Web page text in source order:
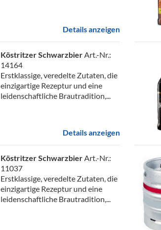
Details anzeigen
Köstritzer Schwarzbier Art.-Nr.:
14164
Erstklassige, veredelte Zutaten, die
einzigartige Rezeptur und eine
leidenschaftliche Brautradition,...
Details anzeigen
Köstritzer Schwarzbier Art.-Nr.:
11037
Erstklassige, veredelte Zutaten, die
einzigartige Rezeptur und eine
leidenschaftliche Brautradition,...